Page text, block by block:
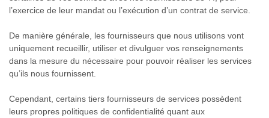
l’exercice de leur mandat ou l’exécution d’un contrat de service.
De manière générale, les fournisseurs que nous utilisons vont
uniquement recueillir, utiliser et divulguer vos renseignements
dans la mesure du nécessaire pour pouvoir réaliser les services
qu’ils nous fournissent.
Cependant, certains tiers fournisseurs de services possèdent
leurs propres politiques de confidentialité quant aux